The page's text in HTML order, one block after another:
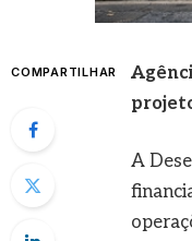
COMPARTILHAR
A